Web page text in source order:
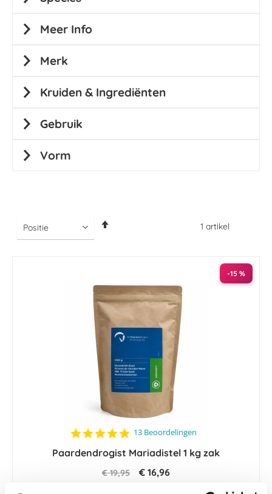
1 artikel
-15 %
4.8
rating
13 Beoordelingen
Paardendrogist Mariadistel 1 kg zak
€ 19,95 € 16,96
Meer Info
Merk
Kruiden & Ingrediënten
Gebruik
Vorm